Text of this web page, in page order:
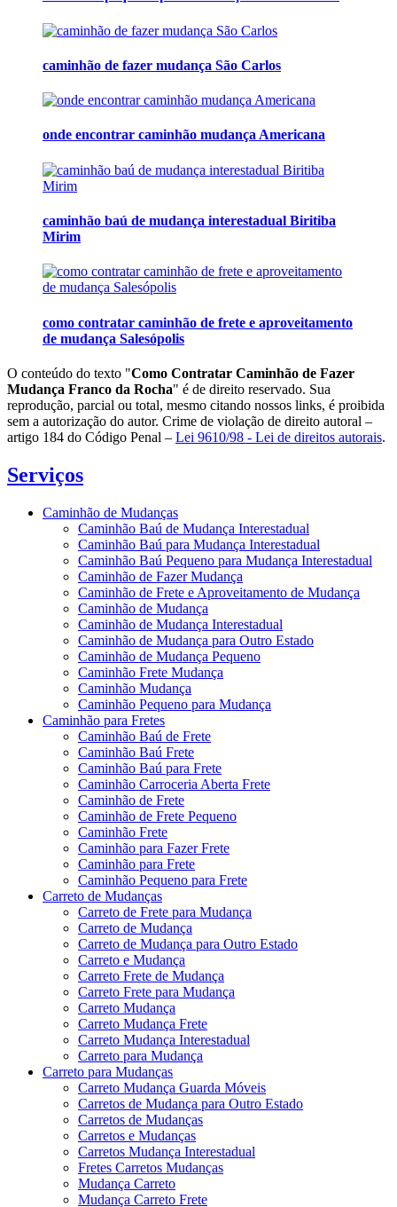
caminhão de fazer mudança São Carlos
onde encontrar caminhão mudança Americana
caminhão baú de mudança interestadual Biritiba
Mirim
como contratar caminhão de frete e aproveitamento
de mudança Salesópolis
O conteúdo do texto "Como Contratar Caminhão de Fazer
Mudança Franco da Rocha" é de direito reservado. Sua
reprodução, parcial ou total, mesmo citando nossos links, é proibida
sem a autorização do autor. Crime de violação de direito autoral –
artigo 184 do Código Penal – Lei 9610/98 - Lei de direitos autorais.
Serviços
Caminhão de Mudanças
Caminhão Baú de Mudança Interestadual
Caminhão Baú para Mudança Interestadual
Caminhão Baú Pequeno para Mudança Interestadual
Caminhão de Fazer Mudança
Caminhão de Frete e Aproveitamento de Mudança
Caminhão de Mudança
Caminhão de Mudança Interestadual
Caminhão de Mudança para Outro Estado
Caminhão de Mudança Pequeno
Caminhão Frete Mudança
Caminhão Mudança
Caminhão Pequeno para Mudança
Caminhão para Fretes
Caminhão Baú de Frete
Caminhão Baú Frete
Caminhão Baú para Frete
Caminhão Carroceria Aberta Frete
Caminhão de Frete
Caminhão de Frete Pequeno
Caminhão Frete
Caminhão para Fazer Frete
Caminhão para Frete
Caminhão Pequeno para Frete
Carreto de Mudanças
Carreto de Frete para Mudança
Carreto de Mudança
Carreto de Mudança para Outro Estado
Carreto e Mudança
Carreto Frete de Mudança
Carreto Frete para Mudança
Carreto Mudança
Carreto Mudança Frete
Carreto Mudança Interestadual
Carreto para Mudança
Carreto para Mudanças
Carreto Mudança Guarda Móveis
Carretos de Mudança para Outro Estado
Carretos de Mudanças
Carretos e Mudanças
Carretos Mudança Interestadual
Fretes Carretos Mudanças
Mudança Carreto
Mudança Carreto Frete